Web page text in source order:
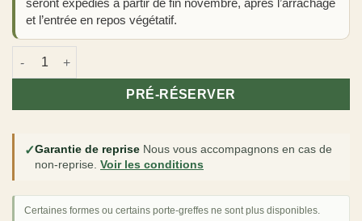
seront expédiés à partir de fin novembre, après l’arrachage
et l’entrée en repos végétatif.
quantité de Pyrus domestica 'Farold 87'
PRÉ-RÉSERVER
✓Garantie de reprise Nous vous accompagnons en cas de
non-reprise. Voir les conditions
Certaines formes ou certains porte-greffes ne sont plus disponibles.